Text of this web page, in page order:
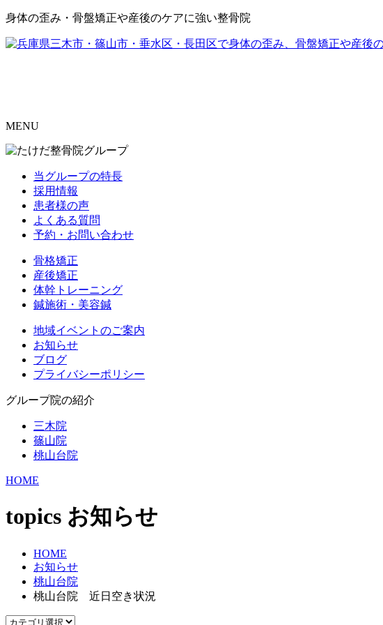
身体の歪み・骨盤矯正や産後のケアに強い整骨院
MENU
当グループの特長
採用情報
患者様の声
よくある質問
予約・お問い合わせ
骨格矯正
産後矯正
体幹トレーニング
鍼施術・美容鍼
地域イベントのご案内
お知らせ
ブログ
プライバシーポリシー
グループ院の紹介
三木院
篠山院
桃山台院
HOME
topics お知らせ
HOME
お知らせ
桃山台院
桃山台院 近日空き状況